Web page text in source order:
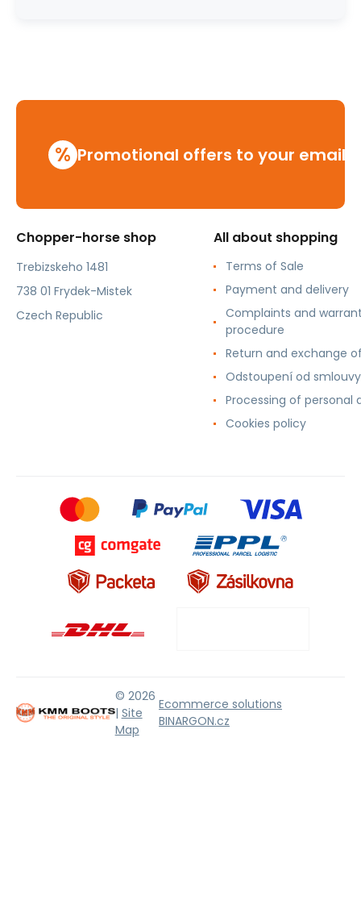
% Promotional offers to your email
Chopper-horse shop
Trebizskeho 1481
738 01 Frydek-Mistek
Czech Republic
All about shopping
Terms of Sale
Payment and delivery
Complaints and
procedure
Return and exchange
Odstoupení od smlouvy
Processing of personal
Cookies policy
© 2026
| Site
Map
Ecommerce solutions
BINARGON.cz